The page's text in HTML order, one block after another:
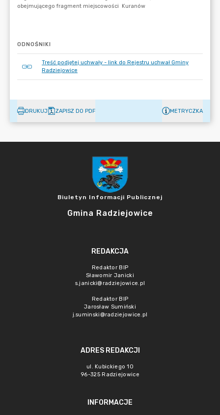
ODNOŚNIKI
Treść podjętej uchwały - link do Rejestru uchwał Gminy
Radziejowice
DRUKUJ ZAPISZ DO PDF METRYCZKA
Biuletyn Informacji Publicznej
Gmina Radziejowice
REDAKCJA
Redaktor BIP
Sławomir Janicki
s.janicki@radziejowice.pl
Redaktor BIP
Jarosław Sumiński
j.suminski@radziejowice.pl
ADRES REDAKCJI
ul. Kubickiego 10
96-325 Radziejowice
INFORMACJE